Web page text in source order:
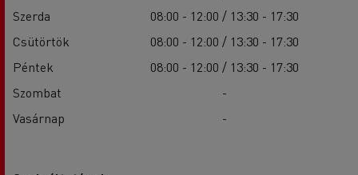
Szerda
08:00 - 12:00 / 13:30 - 17:30
Csütörtök
08:00 - 12:00 / 13:30 - 17:30
Péntek
08:00 - 12:00 / 13:30 - 17:30
Szombat
-
Vasárnap
-